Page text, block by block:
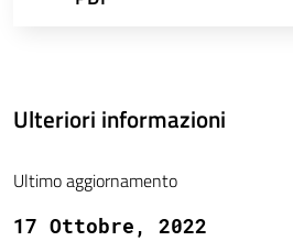
Ulteriori informazioni
Ultimo aggiornamento
17 Ottobre, 2022